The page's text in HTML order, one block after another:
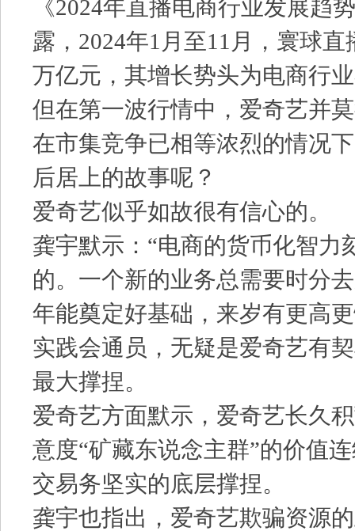
《2024年直播电商行业发展趋
露，2024年1月至11月，寰球
万亿元，其增长势头为电商行
但在第一波行情中，爱奇艺并
在市集竞争已相等浓烈的情况
后居上的故事呢？
爱奇艺似乎如故很有信心的。
龚宇默示：“电商的货币化智力
的。一个新的业务总需要时分
年能奠定好基础，来岁有更高
实践会通员，无疑是爱奇艺有
最大撑捏。
爱奇艺方面默示，爱奇艺长久
意度“矿藏东说念主群”的价值
交易务坚实的底层撑捏。
龚宇也指出，爱奇艺欺骗资源